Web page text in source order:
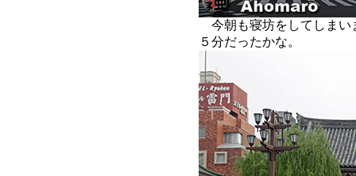
今朝も寝坊をしてしまい
５分だったかな。